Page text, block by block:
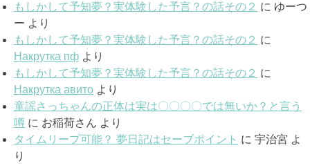
もしかして予知夢？実体験した予言？の話その２ に ゆーつ
ー より
もしかして予知夢？実体験した予言？の話その２ に
Накрутка пф より
もしかして予知夢？実体験した予言？の話その２ に
Накрутка авито より
童謡さっちゃんの正体は実は〇〇〇〇では無いか？と言う
噂 に お稲荷さん より
タイムリープ可能？ 夢日記はセーブポイント に 宇治宮 よ
り